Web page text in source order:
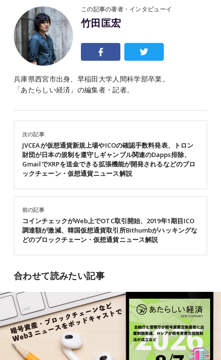
この記事の著者・インタビューイ
竹田匡宏
兵庫県西宮市出身、早稲田大学人間科学部卒業。
「あたらしい経済」の編集者・記者。
前の記事
コインチェックがWeb上でOTC取引開始、2019年1期目ICO
調達額が激減、韓国仮想通貨取引所Bithumbがハッキングな
どのブロックチェーン・仮想通貨ニュース解説
次の記事
JVCEAが仮想通貨新規上場やICOの確認手数料発表、トロン
財団が日本の規制を遵守しギャンブル関連のDapps排除、
GmailでXRPを送金できる拡張機能が開発されるなどのブロ
ックチェーン・仮想通貨ニュース解説
合わせて読みたい記事